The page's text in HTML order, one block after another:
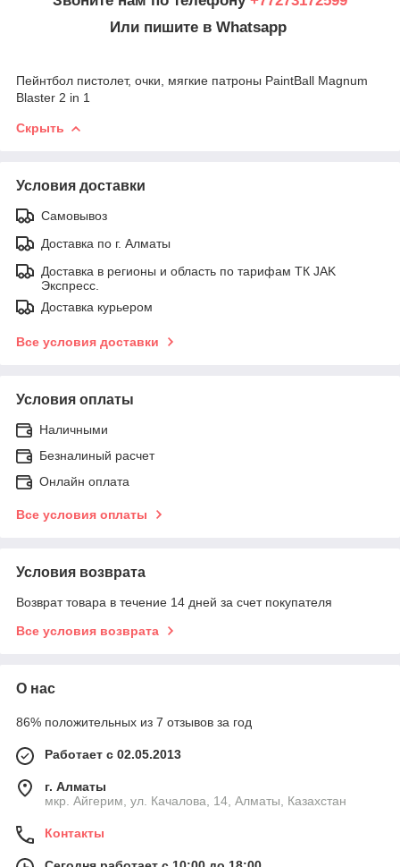
Или пишите в Whatsapp
Пейнтбол пистолет, очки, мягкие патроны PaintBall Magnum
Blaster 2 in 1
Скрыть
Условия доставки
Самовывоз
Доставка по г. Алматы
Доставка в регионы и область по тарифам ТК JAK
Экспресс.
Доставка курьером
Все условия доставки
Условия оплаты
Наличными
Безналиный расчет
Онлайн оплата
Все условия оплаты
Условия возврата
Возврат товара в течение 14 дней за счет покупателя
Все условия возврата
О нас
86% положительных из 7 отзывов за год
Работает с 02.05.2013
г. Алматы
мкр. Айгерим, ул. Качалова, 14, Алматы, Казахстан
Контакты